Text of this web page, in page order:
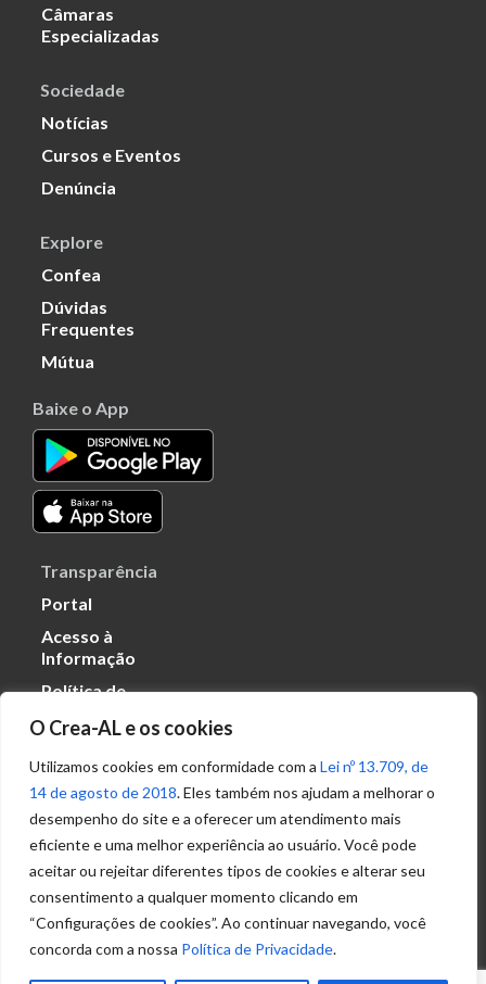
O Crea-AL e os cookies
Utilizamos cookies em conformidade com a Lei nº 13.709, de
14 de agosto de 2018. Eles também nos ajudam a melhorar o
desempenho do site e a oferecer um atendimento mais
eficiente e uma melhor experiência ao usuário. Você pode
aceitar ou rejeitar diferentes tipos de cookies e alterar seu
consentimento a qualquer momento clicando em
“Configurações de cookies”. Ao continuar navegando, você
concorda com a nossa Política de Privacidade.
Câmaras
Especializadas
Sociedade
Notícias
Cursos e Eventos
Denúncia
Explore
Confea
Dúvidas
Frequentes
Mútua
Baixe o App
Transparência
Portal
Acesso à
Informação
Política de
Dados
Ouvidoria
(82) 2123 0864
ouvidoria@crea-al.org.br
Fale Conosco
(82) 2123 0866